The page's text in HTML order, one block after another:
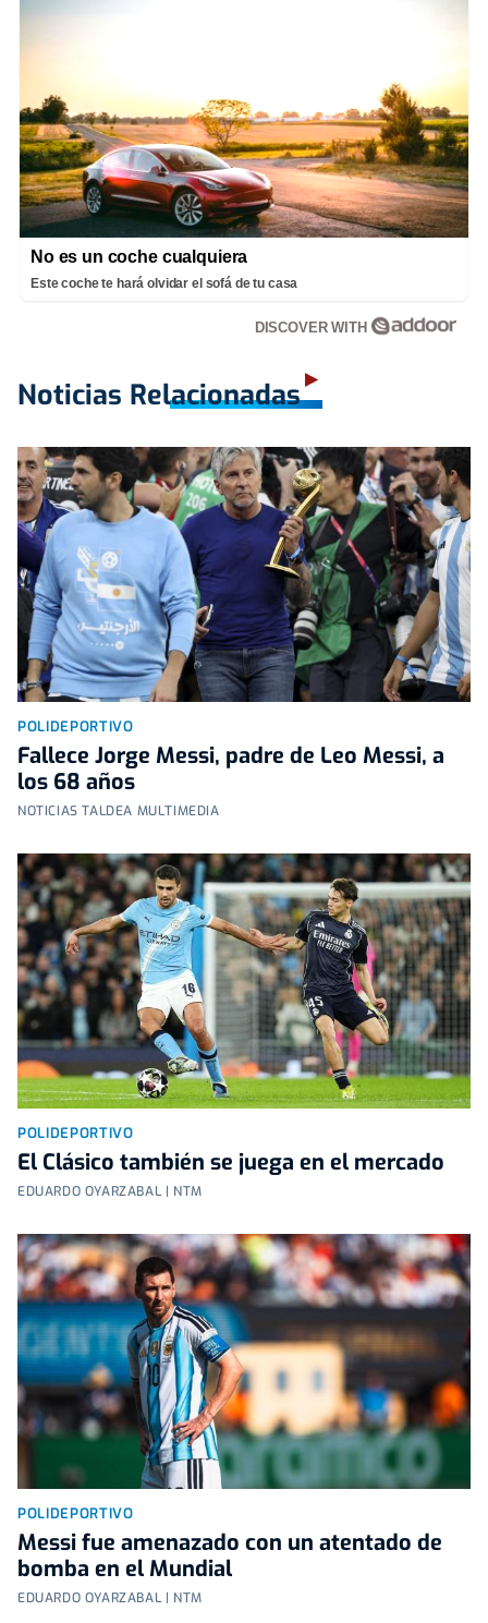
No es un coche cualquiera
Este coche te hará olvidar el sofá de tu casa
DISCOVER WITH
Noticias Relacionadas
POLIDEPORTIVO
Fallece Jorge Messi, padre de Leo Messi, a
los 68 años
NOTICIAS TALDEA MULTIMEDIA
POLIDEPORTIVO
El Clásico también se juega en el mercado
EDUARDO OYARZABAL | NTM
POLIDEPORTIVO
Messi fue amenazado con un atentado de
bomba en el Mundial
EDUARDO OYARZABAL | NTM